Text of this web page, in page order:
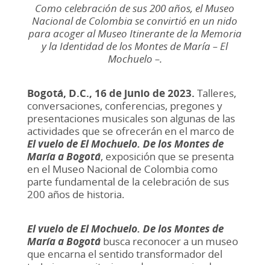
Como celebración de sus 200 años, el Museo
Nacional de Colombia se convirtió en un nido
para acoger al Museo Itinerante de la Memoria
y la Identidad de los Montes de María – El
Mochuelo –.
Bogotá, D.C., 16 de junio de 2023. Talleres,
conversaciones, conferencias, pregones y
presentaciones musicales son algunas de las
actividades que se ofrecerán en el marco de
El vuelo de El Mochuelo. De los Montes de
María a Bogotá, exposición que se presenta
en el Museo Nacional de Colombia como
parte fundamental de la celebración de sus
200 años de historia.
El vuelo de El Mochuelo. De los Montes de
María a Bogotá busca reconocer a un museo
que encarna el sentido transformador del